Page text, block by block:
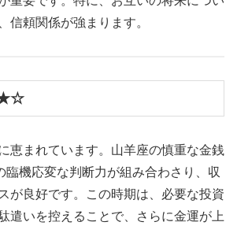
信頼関係が強まります。
恵まれています。山羊座の慎重な金銭
臨機応変な判断力が組み合わさり、収
が良好です。この時期は、必要な投資
遣いを控えることで、さらに金運が上